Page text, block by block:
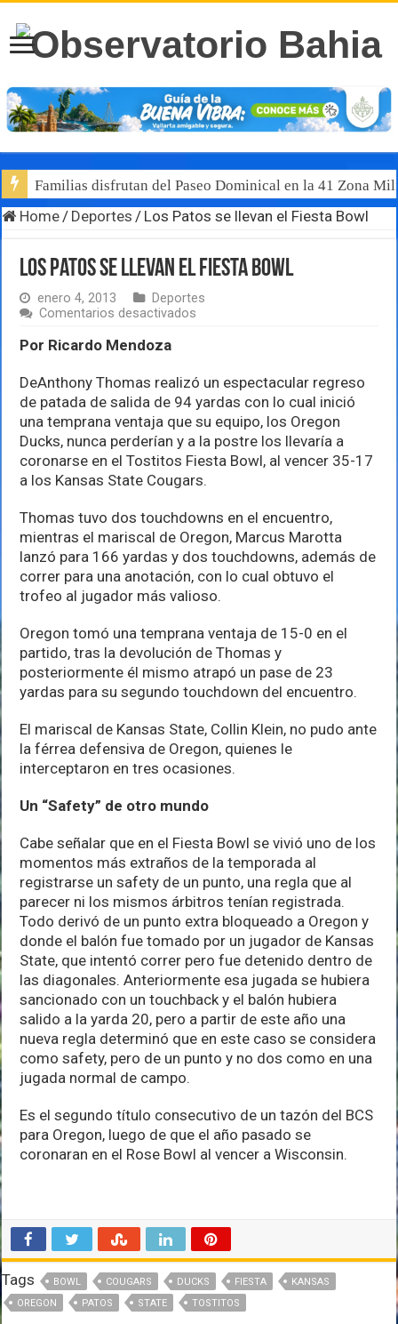
Familias disfrutan del Paseo Dominical en la 41 Zona
Home / Deportes / Los Patos se llevan el Fiesta Bowl
Los Patos se llevan el Fiesta Bowl
enero 4, 2013
Deportes
Comentarios desactivados
el
Fiesta
Bowl
Por Ricardo Mendoza
DeAnthony Thomas realizó un espectacular regreso
de patada de salida de 94 yardas con lo cual inició
una temprana ventaja que su equipo, los Oregon
Ducks, nunca perderían y a la postre los llevaría a
coronarse en el Tostitos Fiesta Bowl, al vencer 35-17
a los Kansas State Cougars.
Thomas tuvo dos touchdowns en el encuentro,
mientras el mariscal de Oregon, Marcus Marotta
lanzó para 166 yardas y dos touchdowns, además de
correr para una anotación, con lo cual obtuvo el
trofeo al jugador más valioso.
Oregon tomó una temprana ventaja de 15-0 en el
partido, tras la devolución de Thomas y
posteriormente él mismo atrapó un pase de 23
yardas para su segundo touchdown del encuentro.
El mariscal de Kansas State, Collin Klein, no pudo ante
la férrea defensiva de Oregon, quienes le
interceptaron en tres ocasiones.
Un “Safety” de otro mundo
Cabe señalar que en el Fiesta Bowl se vivió uno de los
momentos más extraños de la temporada al
registrarse un safety de un punto, una regla que al
parecer ni los mismos árbitros tenían registrada.
Todo derivó de un punto extra bloqueado a Oregon y
donde el balón fue tomado por un jugador de Kansas
State, que intentó correr pero fue detenido dentro de
las diagonales. Anteriormente esa jugada se hubiera
sancionado con un touchback y el balón hubiera
salido a la yarda 20, pero a partir de este año una
nueva regla determinó que en este caso se considera
como safety, pero de un punto y no dos como en una
jugada normal de campo.
Es el segundo título consecutivo de un tazón del BCS
para Oregon, luego de que el año pasado se
coronaran en el Rose Bowl al vencer a Wisconsin.
Tags BOWL COUGARS DUCKS FIESTA
KANSAS
OREGON
PATOS STATE TOSTITOS